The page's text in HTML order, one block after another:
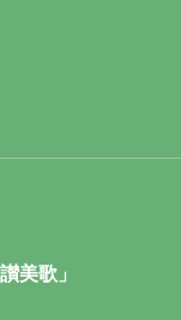
美歌」